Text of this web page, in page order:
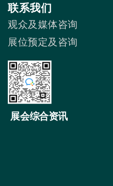
联系我们
观众及媒体咨询
展位预定及咨询
展会综合资讯